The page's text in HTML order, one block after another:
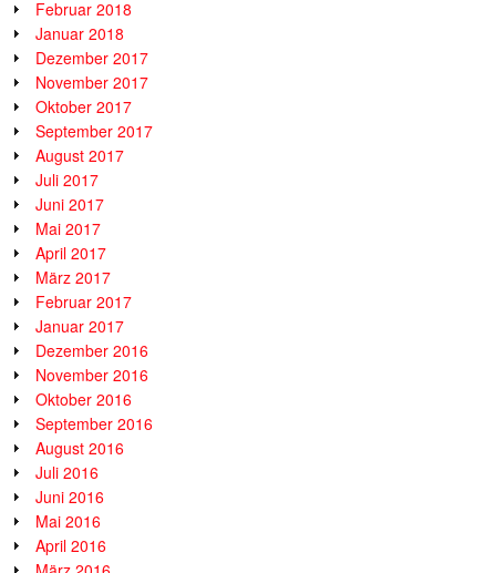
Februar 2018
Januar 2018
Dezember 2017
November 2017
Oktober 2017
September 2017
August 2017
Juli 2017
Juni 2017
Mai 2017
April 2017
März 2017
Februar 2017
Januar 2017
Dezember 2016
November 2016
Oktober 2016
September 2016
August 2016
Juli 2016
Juni 2016
Mai 2016
April 2016